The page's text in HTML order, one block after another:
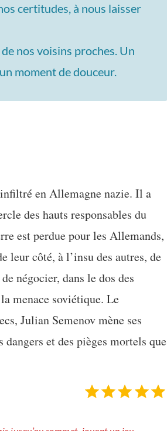
certitudes, à nous laisser
nos voisins proches. Un
moment de douceur.
en Allemagne nazie. Il a
des hauts responsables du
est perdue pour les Allemands,
leur côté, à l’insu des autres, de
négocier, dans le dos des
menace soviétique. Le
Julian Semenov mène ses
et des pièges mortels que